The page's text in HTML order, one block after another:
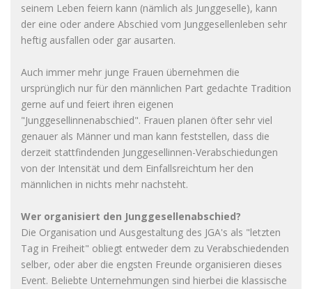
seinem Leben feiern kann (nämlich als Junggeselle), kann
der eine oder andere Abschied vom Junggesellenleben sehr
heftig ausfallen oder gar ausarten.
Auch immer mehr junge Frauen übernehmen die
ursprünglich nur für den männlichen Part gedachte Tradition
gerne auf und feiert ihren eigenen
"Junggesellinnenabschied". Frauen planen öfter sehr viel
genauer als Männer und man kann feststellen, dass die
derzeit stattfindenden Junggesellinnen-Verabschiedungen
von der Intensität und dem Einfallsreichtum her den
männlichen in nichts mehr nachsteht.
Wer organisiert den Junggesellenabschied?
Die Organisation und Ausgestaltung des JGA's als "letzten
Tag in Freiheit" obliegt entweder dem zu Verabschiedenden
selber, oder aber die engsten Freunde organisieren dieses
Event. Beliebte Unternehmungen sind hierbei die klassische